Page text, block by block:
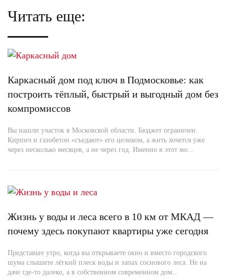
Читать еще:
Каркасный дом под ключ в Подмосковье: как
построить тёплый, быстрый и выгодный дом без
компромиссов
Вы нашли участок в Московской области. Бюджет ограничен.
Кирпич и газобетон «съедают» его целиком, а жить хочется уже
через несколько месяцев, а не через год. Именно в этот мо...
Жизнь у воды и леса всего в 10 км от МКАД —
почему здесь покупают квартиры уже сегодня
Представьте утро, когда вы открываете окно и вместо городского
шума слышите лёгкий плеск воды и запах соснового леса. Не на
даче где-то далеко, а в собственном современном дом...